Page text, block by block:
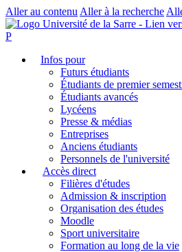
Aller au contenu Aller à la recherche
P
Infos pour
Futurs étudiants
Étudiants de premier
Étudiants avancés
Lycéens
Presse & médias
Entreprises
Anciens étudiants
Personnels de l'université
Accès direct
Filières d'études
Admission & inscription
Organisation des études
Moodle
Sport universitaire
Formation au long de la vie